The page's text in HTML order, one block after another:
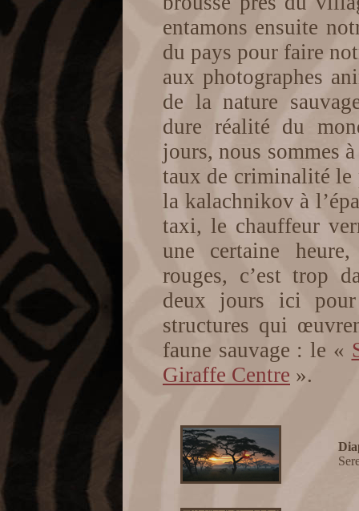
entamons ensuite
du pays pour faire
aux photographes
de la nature
dure réalité du
jours, nous sommes
taux de criminalité
la kalachnikov à
taxi, le chauffeur
une certaine
rouges, c’est trop
deux jours ici
structures qui
faune sauvage : le «
Giraffe Centre ».